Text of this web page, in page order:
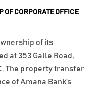
CORPORATE OFFICE
of its
at 353 Galle Road,
The property transfer
of Amana Bank’s